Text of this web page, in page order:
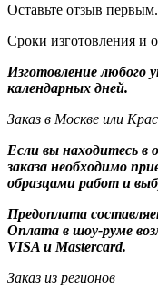
Оставьте отзыв первым.
Сроки изготовления и
Изготовление любого
календарных дней.
Заказ в Москве или
Если вы находитесь в
заказа необходимо
образцами работ и
Предоплата
Оплата в шоу-руме
VISA и Mastercard.
Заказ из регионов